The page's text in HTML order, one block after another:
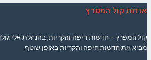
אודות קול המפרץ
קול המפרץ – חדשות חיפה והקריות, בהנהלת אלי
מביא את חדשות חיפה והקריות באופן שוטף.